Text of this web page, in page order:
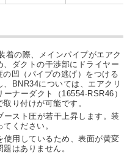
着の際、メインパイプがエアク
、ダクトの干渉部にドライヤー
凹（パイプの逃げ）をつける
BNR34については、エアクリ
ナーダクト（16554-RSR46）
り付けが可能です。
ースト圧が若干上昇します。装
ください。
使用しているため、表面が黄変
はありません。